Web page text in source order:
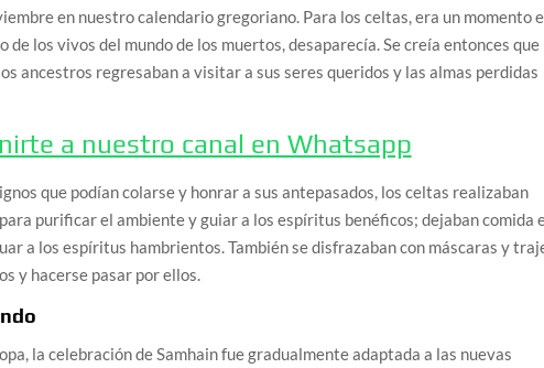
en nuestro calendario gregoriano. Para los celtas, era un momento
de los vivos del mundo de los muertos, desaparecía. Se creía entonces que
ancestros regresaban a visitar a sus seres queridos y las almas perdidas
a nuestro canal en Whatsapp
que podían colarse y honrar a sus antepasados, los celtas realizaban
purificar el ambiente y guiar a los espíritus benéficos; dejaban comida
a los espíritus hambrientos. También se disfrazaban con máscaras y
y hacerse pasar por ellos.
la celebración de Samhain fue gradualmente adaptada a las nuevas